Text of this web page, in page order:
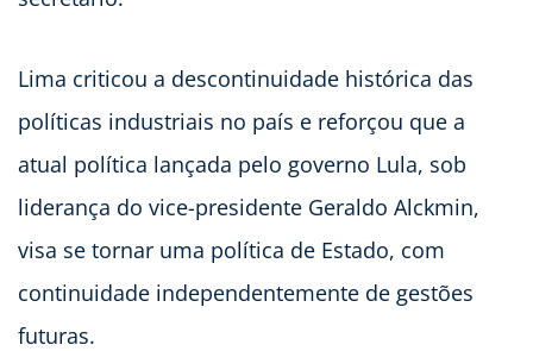
Lima criticou a descontinuidade histórica das
políticas industriais no país e reforçou que a
atual política lançada pelo governo Lula, sob
liderança do vice-presidente Geraldo Alckmin,
visa se tornar uma política de Estado, com
continuidade independentemente de gestões
futuras.